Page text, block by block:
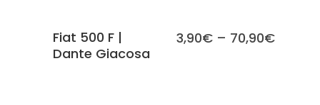
Fiat 500 F |
Dante Giacosa
3,90€ – 70,90€